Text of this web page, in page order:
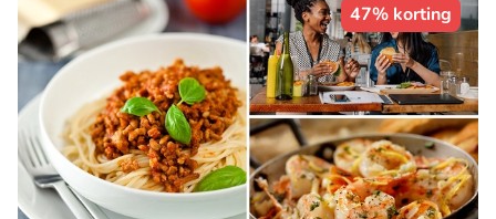
47% korting